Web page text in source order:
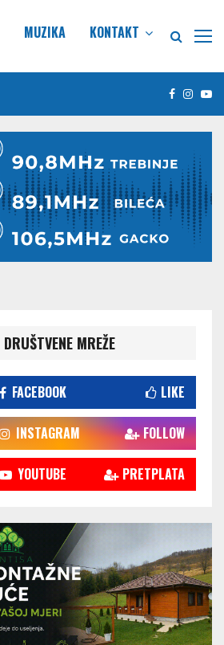
MUZIKA KONTAKT
Facebook
DRUŠTVENE MREŽE
FACEBOOK LIKE
INSTAGRAM FOLLOW
YOUTUBE PRETPLATA